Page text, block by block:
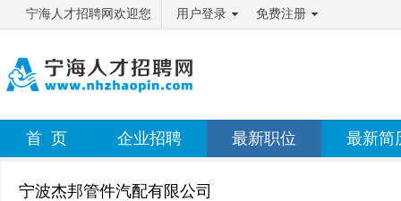
宁海人才招聘网欢迎您 用户登录 免费注册
首 页 企业招聘 最新职位 最新简
宁波杰邦管件汽配有限公司